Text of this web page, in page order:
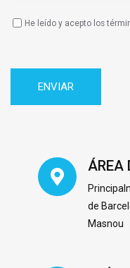
PolíticaHe leído y acepto los
ÁREA
de
Masnou